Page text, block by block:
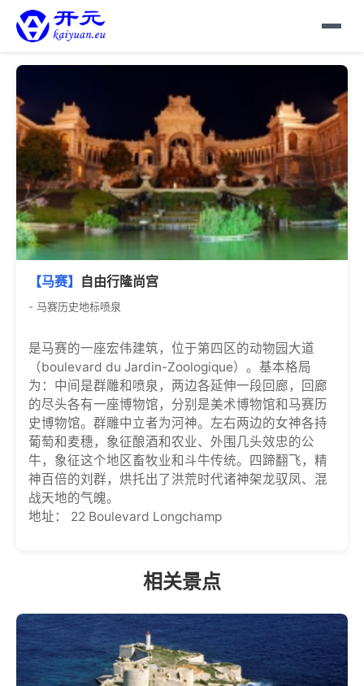
【马赛】 自由行隆尚宫
- 马赛历史地标喷泉
是马赛的一座宏伟建筑，位于第四区的动物园大道
（boulevard du Jardin-Zoologique）。基本格局
为：中间是群雕和喷泉，两边各延伸一段回廊，回廊
的尽头各有一座博物馆，分别是美术博物馆和马赛历
史博物馆。群雕中立者为河神。左右两边的女神各持
葡萄和麦穗，象征酿酒和农业、外围几头效忠的公
牛，象征这个地区畜牧业和斗牛传统。四蹄翻飞，精
神百倍的刘群，烘托出了洪荒时代诸神架龙驭凤、混
战天地的气魄。
地址： 22 Boulevard Longchamp
相关景点